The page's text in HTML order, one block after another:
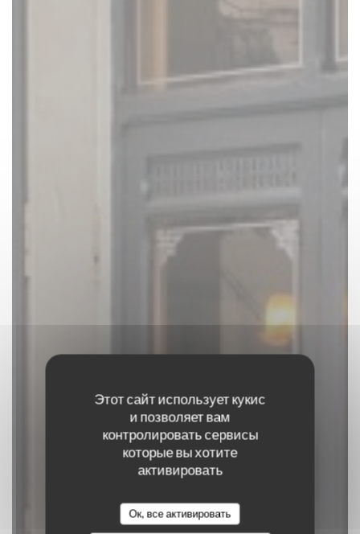
Этот сайт использует кукис
и позволяет вам
контролировать сервисы
которые вы хотите
активировать
Ок, все активировать
BRASSERIE LE
STRASBOURG
ПАБ|NANCY